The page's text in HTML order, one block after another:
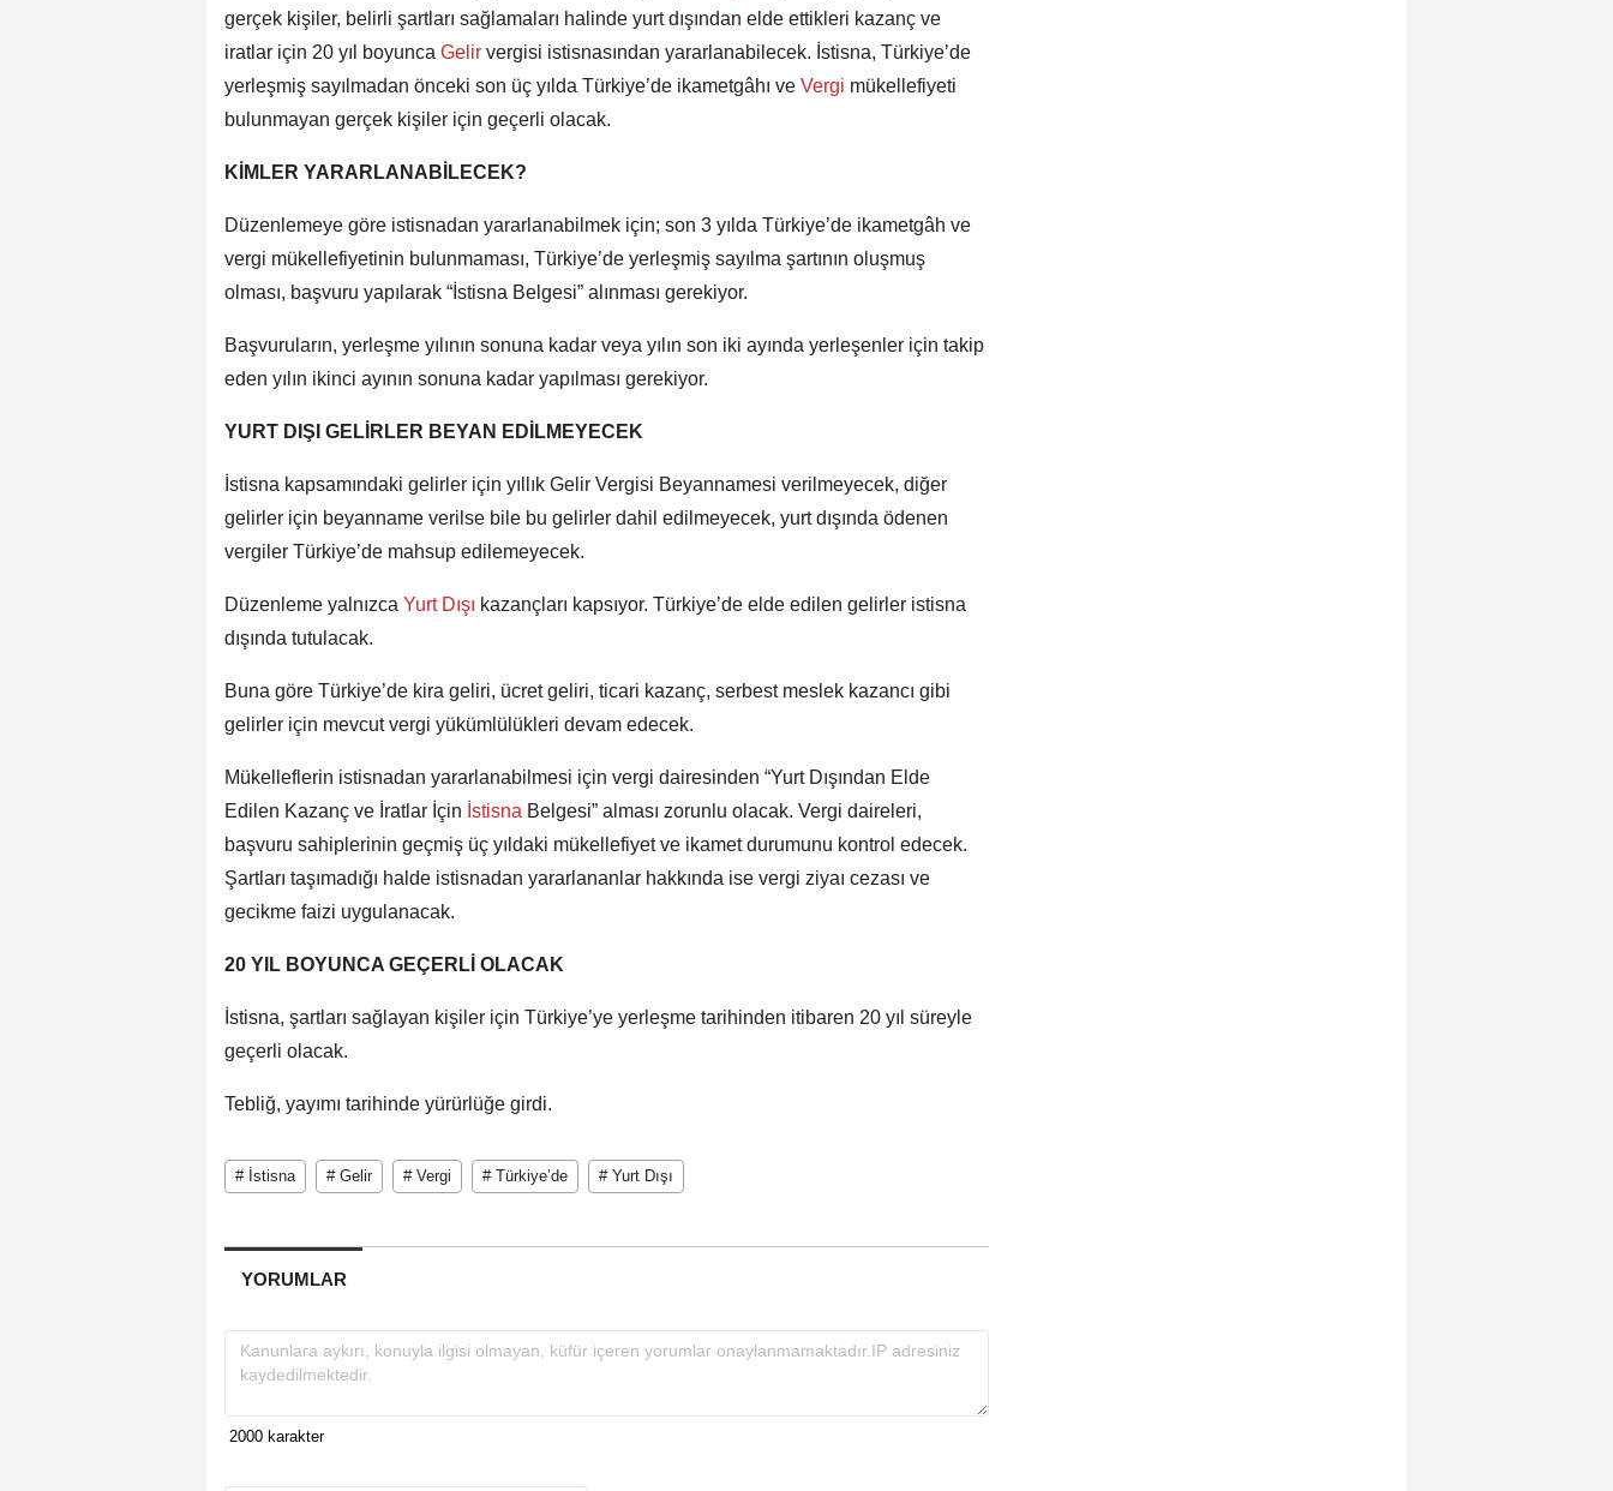
gerçek kişiler, belirli şartları sağlamaları halinde yurt dışından elde ettikleri kazanç ve
iratlar için 20 yıl boyunca Gelir vergisi istisnasından yararlanabilecek. İstisna, Türkiye’de
yerleşmiş sayılmadan önceki son üç yılda Türkiye’de ikametgâhı ve Vergi mükellefiyeti
bulunmayan gerçek kişiler için geçerli olacak.
KİMLER YARARLANABİLECEK?
Düzenlemeye göre istisnadan yararlanabilmek için; son 3 yılda Türkiye’de ikametgâh ve
vergi mükellefiyetinin bulunmaması, Türkiye’de yerleşmiş sayılma şartının oluşmuş
olması, başvuru yapılarak “İstisna Belgesi” alınması gerekiyor.
Başvuruların, yerleşme yılının sonuna kadar veya yılın son iki ayında yerleşenler için takip
eden yılın ikinci ayının sonuna kadar yapılması gerekiyor.
YURT DIŞI GELİRLER BEYAN EDİLMEYECEK
İstisna kapsamındaki gelirler için yıllık Gelir Vergisi Beyannamesi verilmeyecek, diğer
gelirler için beyanname verilse bile bu gelirler dahil edilmeyecek, yurt dışında ödenen
vergiler Türkiye’de mahsup edilemeyecek.
Düzenleme yalnızca Yurt Dışı kazançları kapsıyor. Türkiye’de elde edilen gelirler istisna
dışında tutulacak.
Buna göre Türkiye’de kira geliri, ücret geliri, ticari kazanç, serbest meslek kazancı gibi
gelirler için mevcut vergi yükümlülükleri devam edecek.
Mükelleflerin istisnadan yararlanabilmesi için vergi dairesinden “Yurt Dışından Elde
Edilen Kazanç ve İratlar İçin İstisna Belgesi” alması zorunlu olacak. Vergi daireleri,
başvuru sahiplerinin geçmiş üç yıldaki mükellefiyet ve ikamet durumunu kontrol edecek.
Şartları taşımadığı halde istisnadan yararlananlar hakkında ise vergi ziyaı cezası ve
gecikme faizi uygulanacak.
20 YIL BOYUNCA GEÇERLİ OLACAK
İstisna, şartları sağlayan kişiler için Türkiye’ye yerleşme tarihinden itibaren 20 yıl süreyle
geçerli olacak.
Tebliğ, yayımı tarihinde yürürlüğe girdi.
# İstisna # Gelir # Vergi # Türkiye’de # Yurt Dışı
YORUMLAR